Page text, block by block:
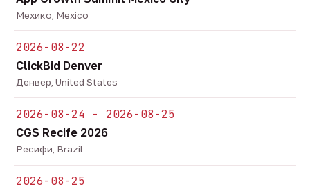
Мехико, Mexico
2026-08-22
ClickBid Denver
Денвер, United States
2026-08-24 - 2026-08-25
CGS Recife 2026
Ресифи, Brazil
2026-08-25